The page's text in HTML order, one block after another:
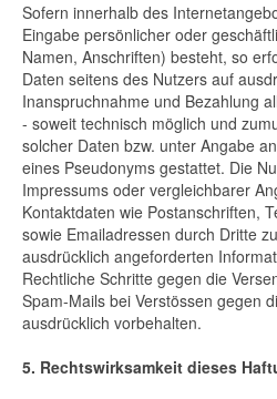
Sofern innerhalb des
Eingabe persönlicher oder
Namen, Anschriften) besteht, so
Daten seitens des Nutzers auf
Inanspruchnahme und Bezahlung
- soweit technisch möglich und
solcher Daten bzw. unter Angabe
eines Pseudonyms gestattet. Die
Impressums oder vergleichbarer
Kontaktdaten wie Postanschriften,
sowie Emailadressen durch Dritte
ausdrücklich angeforderten
Rechtliche Schritte gegen die
Spam-Mails bei Verstössen gegen
ausdrücklich vorbehalten.
5. Rechtswirksamkeit dieses